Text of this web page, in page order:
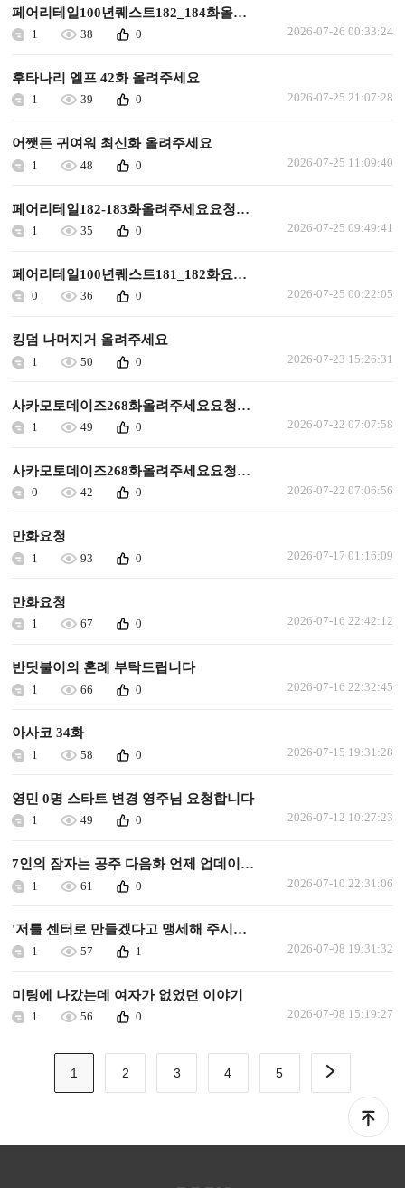
페어리테일100년퀘스트182_184화올려주세요요청합니다
1 38 0 2026-07-26 00:33:24
후타나리 엘프 42화 올려주세요
1 39 0 2026-07-25 21:07:28
어쨋든 귀여워 최신화 올려주세요
1 48 0 2026-07-25 11:09:40
페어리테일182-183화올려주세요요청합니다
1 35 0 2026-07-25 09:49:41
페어리테일100년퀘스트181_182화요청합니다
0 36 0 2026-07-25 00:22:05
킹덤 나머지거 올려주세요
1 50 0 2026-07-23 15:26:31
사카모토데이즈268화올려주세요요청합니다
1 49 0 2026-07-22 07:07:58
사카모토데이즈268화올려주세요요청합니다
0 42 0 2026-07-22 07:06:56
만화요청
1 93 0 2026-07-17 01:16:09
만화요청
1 67 0 2026-07-16 22:42:12
반딧불이의 혼례 부탁드립니다
1 66 0 2026-07-16 22:32:45
아사코 34화
1 58 0 2026-07-15 19:31:28
영민 0명 스타트 변경 영주님 요청합니다
1 49 0 2026-07-12 10:27:23
7인의 잠자는 공주 다음화 언제 업데이트되나요.
1 61 0 2026-07-10 22:31:06
'저를 센터로 만들겠다고 맹세해 주시겠어요?' 다음화 업데이트 해주세요.
1 57 1 2026-07-08 19:31:32
미팅에 나갔는데 여자가 없었던 이야기
1 56 0 2026-07-08 15:19:27
1 2 3 4 5